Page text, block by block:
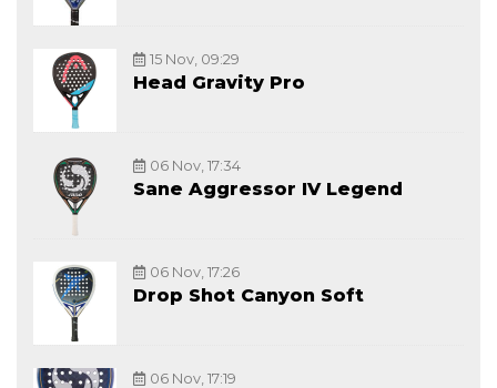
15 Nov, 09:29
Head Gravity Pro
06 Nov, 17:34
Sane Aggressor IV Legend
06 Nov, 17:26
Drop Shot Canyon Soft
06 Nov, 17:19